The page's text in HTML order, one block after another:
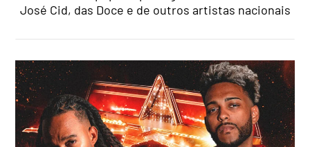
José Cid, das Doce e de outros artistas nacionais